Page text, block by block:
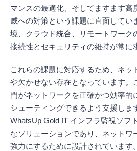
マンスの最適化、そしてますます高
威への対策という課題に直面してい
境、クラウド統合、リモートワーク
接続性とセキュリティの維持が常に
これらの課題に対応するため、ネッ
や欠かせない存在となっています。
門がネットワークを正確かつ効率的
シューティングできるよう支援しま
WhatsUp Gold IT インフラ監視ソフ
なソリューションであり、ネットワ
強力にするために設計されています。